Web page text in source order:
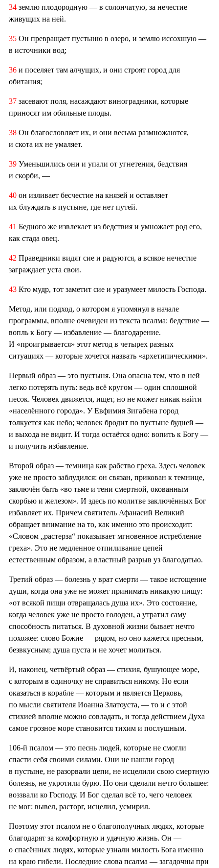
34 землю плодородную — в солончатую, за нечестие
живущих на ней.
35 Он превращает пустыню в озеро, и землю иссохшую —
в источники вод;
36 и поселяет там алчущих, и они строят город для
обитания;
37 засевают поля, насаждают виноградники, которые
приносят им обильные плоды.
38 Он благословляет их, и они весьма размножаются,
и скота их не умаляет.
39 Уменьшились они и упали от угнетения, бедствия
и скорби, —
40 он изливает бесчестие на князей и оставляет
их блуждать в пустыне, где нет путей.
41 Бедного же извлекает из бедствия и умножает род его,
как стада овец.
42 Праведники видят сие и радуются, а всякое нечестие
заграждает уста свои.
43 Кто мудр, тот заметит сие и уразумеет милость Господа.
Метод, или подход, о котором я упомянул в начале
программы, вполне очевиден из текста псалма: бедствие —
вопль к Богу — избавление — благодарение.
И «проигрывается» этот метод в четырех разных
ситуациях — которые хочется назвать «архетипическими».
Первый образ — это пустыня. Она опасна тем, что в ней
легко потерять путь: ведь всё кругом — один сплошной
песок. Человек движется, ищет, но не может никак найти
«населённого города». У Евфимия Зигабена город
толкуется как небо; человек бродит по пустыне будней —
и выхода не видит. И тогда остаётся одно: вопить к Богу —
и получить избавление.
Второй образ — темница как рабство греха. Здесь человек
уже не просто заблудился: он связан, прикован к темнице,
заключён быть «во тьме и тени смертной, окованным
скорбью и железом». И здесь по молитве заключённых Бог
избавляет их. Причем святитель Афанасий Великий
обращает внимание на то, как именно это происходит:
«Словом „растерза“ показывает мгновенное истребление
греха». Это не медленное отпиливание цепей
естественным образом, а властный разрыв уз благодатью.
Третий образ — болезнь у врат смерти — такое истощение
души, когда она уже не может принимать никакую пищу:
«от всякой пищи отвращалась душа их». Это состояние,
когда человек уже не просто голоден, а утратил саму
способность питаться. В духовной жизни бывает нечто
похожее: слово Божие — рядом, но оно кажется пресным,
безвкусным; душа пуста и не хочет молиться.
И, наконец, четвёртый образ — стихия, бушующее море,
с которым в одиночку не справиться никому. Но если
оказаться в корабле — которым и является Церковь,
по мысли святителя Иоанна Златоуста, — то и с этой
стихией вполне можно совладать, и тогда действием Духа
самое грозное море становится тихим и послушным.
106-й псалом — это песнь людей, которые не смогли
спасти себя своими силами. Они не нашли город
в пустыне, не разорвали цепи, не исцелили свою смертную
болезнь, не укротили бурю. Но они сделали нечто большее:
воззвали ко Господу. И Бог сделал всё то, чего человек
не мог: вывел, расторг, исцелил, усмирил.
Поэтому этот псалом не о благополучных людях, которые
благодарят за комфортную и удачную жизнь. Он —
о спасённых людях, которые узнали милость Бога именно
на краю гибели. Последние слова псалма — загадочны при